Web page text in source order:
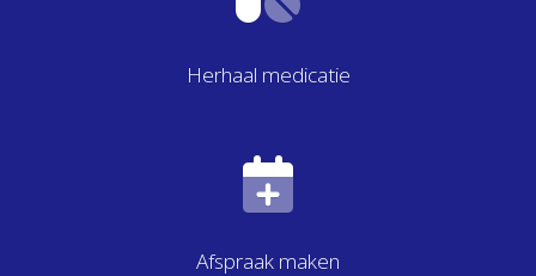
Herhaal medicatie
Afspraak maken